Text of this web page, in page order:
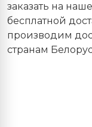
заказать на
бесплатной
производим
странам